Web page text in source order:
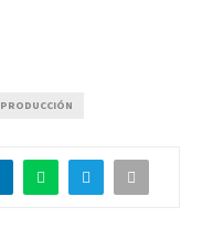
PRODUCCIÓN